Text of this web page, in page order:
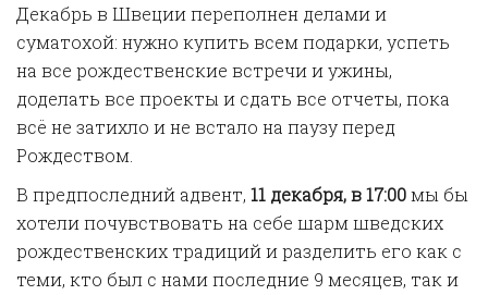
Декабрь в Швеции переполнен делами и
суматохой: нужно купить всем подарки, успеть
на все рождественские встречи и ужины,
доделать все проекты и сдать все отчеты, пока
всё не затихло и не встало на паузу перед
Рождеством.
В предпоследний адвент, 11 декабря, в 17:00мы бы
хотели почувствовать на себе шарм шведских
рождественских традиций и разделить его как с
теми, кто был с нами последние 9 месяцев, так и